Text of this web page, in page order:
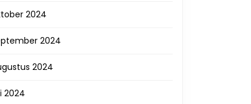
2024
2024
2024
2024